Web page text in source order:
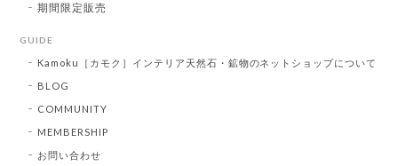
期間限定販売
GUIDE
Kamoku［カモク］インテリア天然石・鉱物のネットショップについて
BLOG
COMMUNITY
MEMBERSHIP
お問い合わせ